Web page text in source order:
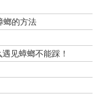
螂的方法
见蟑螂不能踩！